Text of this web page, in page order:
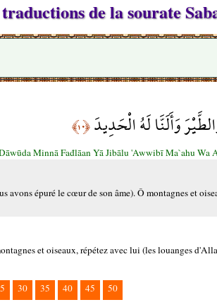
de la sourate
وَأَلَنَّا لَهُ الْحَدِيدَ﴿١٠﴾
Minnā Fađlāan Yā Jibālu 'Awwibī Ma`ahu Wa
avons épuré le cœur de son âme). Ô montagnes et
et oiseaux, répétez avec lui (les louanges
30 35 40 45 50